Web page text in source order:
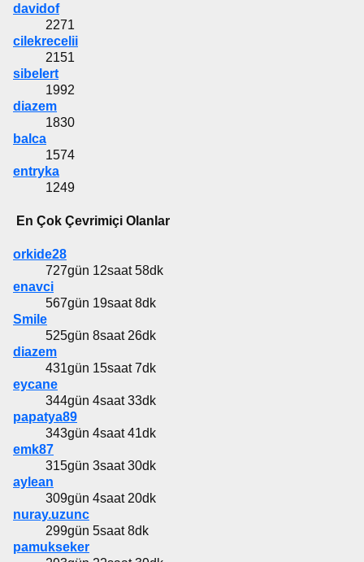
davidof
2271
cilekrecelii
2151
sibelert
1992
diazem
1830
balca
1574
entryka
1249
En Çok Çevrimiçi Olanlar
orkide28
727gün 12saat 58dk
enavci
567gün 19saat 8dk
Smile
525gün 8saat 26dk
diazem
431gün 15saat 7dk
eycane
344gün 4saat 33dk
papatya89
343gün 4saat 41dk
emk87
315gün 3saat 30dk
aylean
309gün 4saat 20dk
nuray.uzunc
299gün 5saat 8dk
pamukseker